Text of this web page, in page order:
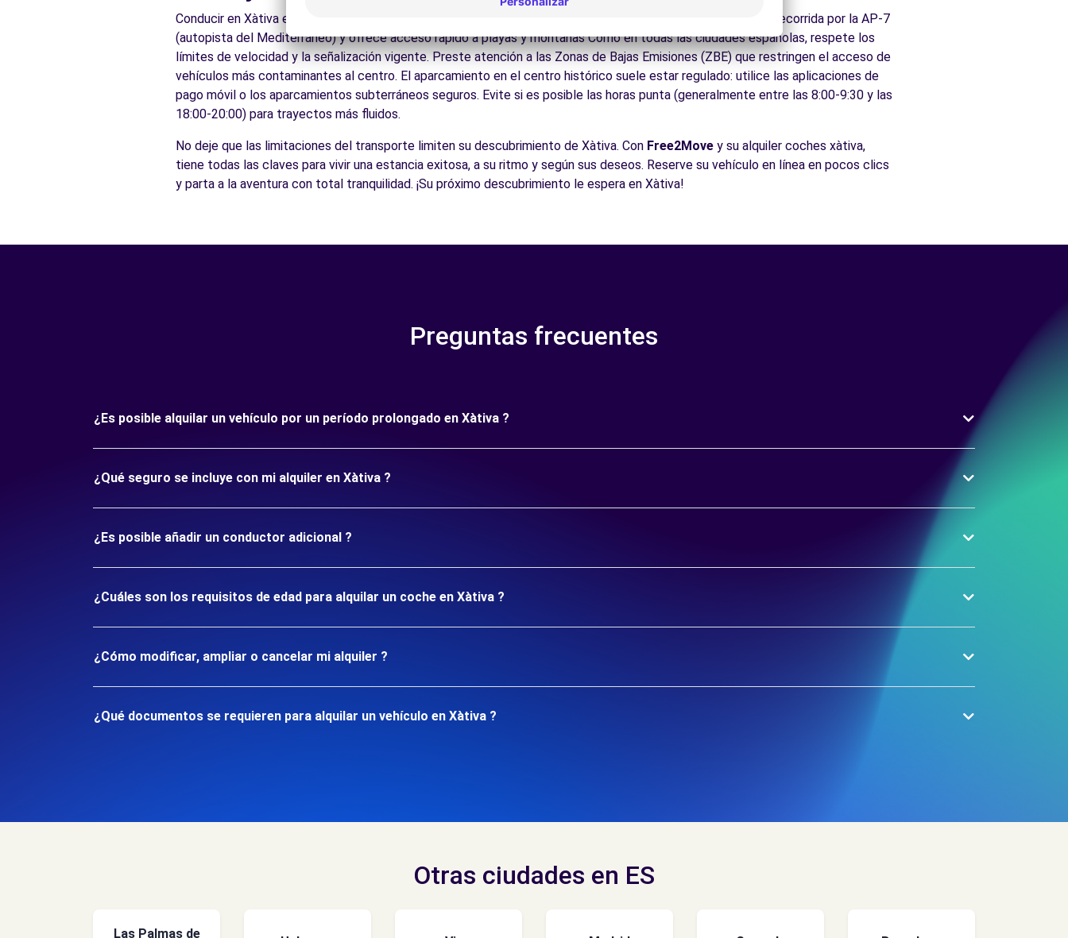
Conducir en Xàtiva es accesible para todos los conductores con algunos consejos prácticos. la región está recorrida por la AP-7
(autopista del Mediterráneo) y ofrece acceso rápido a playas y montañas Como en todas las ciudades españolas, respete los
límites de velocidad y la señalización vigente. Preste atención a las Zonas de Bajas Emisiones (ZBE) que restringen el acceso de
vehículos más contaminantes al centro. El aparcamiento en el centro histórico suele estar regulado: utilice las aplicaciones de
pago móvil o los aparcamientos subterráneos seguros. Evite si es posible las horas punta (generalmente entre las 8:00-9:30 y las
18:00-20:00) para trayectos más fluidos.
No deje que las limitaciones del transporte limiten su descubrimiento de Xàtiva. Con Free2Move y su alquiler coches xàtiva,
tiene todas las claves para vivir una estancia exitosa, a su ritmo y según sus deseos. Reserve su vehículo en línea en pocos clics
y parta a la aventura con total tranquilidad. ¡Su próximo descubrimiento le espera en Xàtiva!
Preguntas frecuentes
¿Es posible alquilar un vehículo por un período prolongado en Xàtiva ?
¿Qué seguro se incluye con mi alquiler en Xàtiva ?
¿Es posible añadir un conductor adicional ?
¿Cuáles son los requisitos de edad para alquilar un coche en Xàtiva ?
¿Cómo modificar, ampliar o cancelar mi alquiler ?
¿Qué documentos se requieren para alquilar un vehículo en Xàtiva ?
Otras ciudades en ES
Las Palmas de